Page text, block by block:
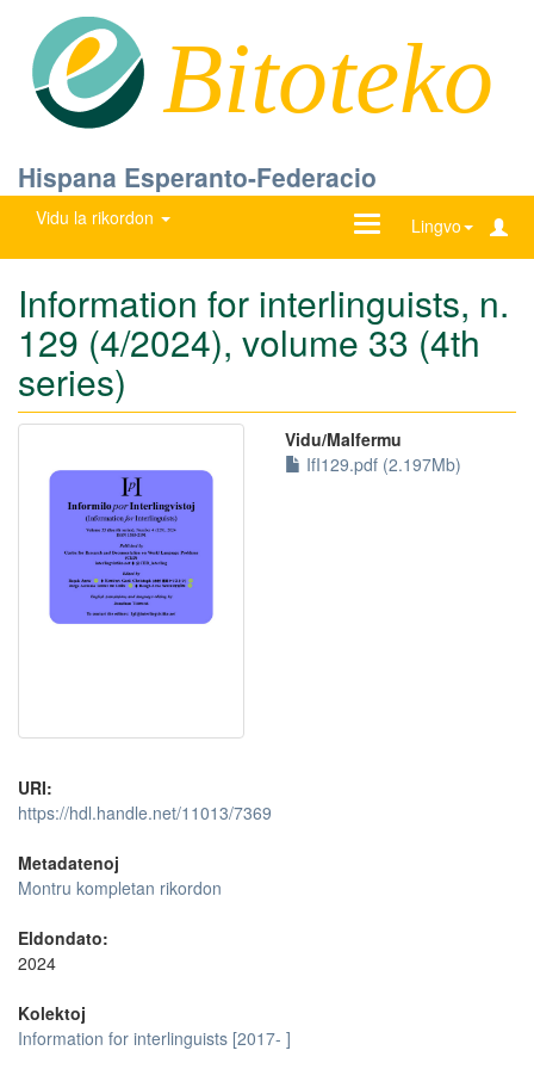
Bitoteko
Hispana Esperanto-Federacio
Vidu la rikordon Lingvo
Ŝanĝu
Information for interlinguists, n.
129 (4/2024), volume 33 (4th
series)
Vidu/Malfermu
IfI129.pdf (2.197Mb)
URI:
https://hdl.handle.net/11013/7369
Metadatenoj
Montru kompletan rikordon
Eldondato:
2024
Kolektoj
Information for interlinguists [2017- ]